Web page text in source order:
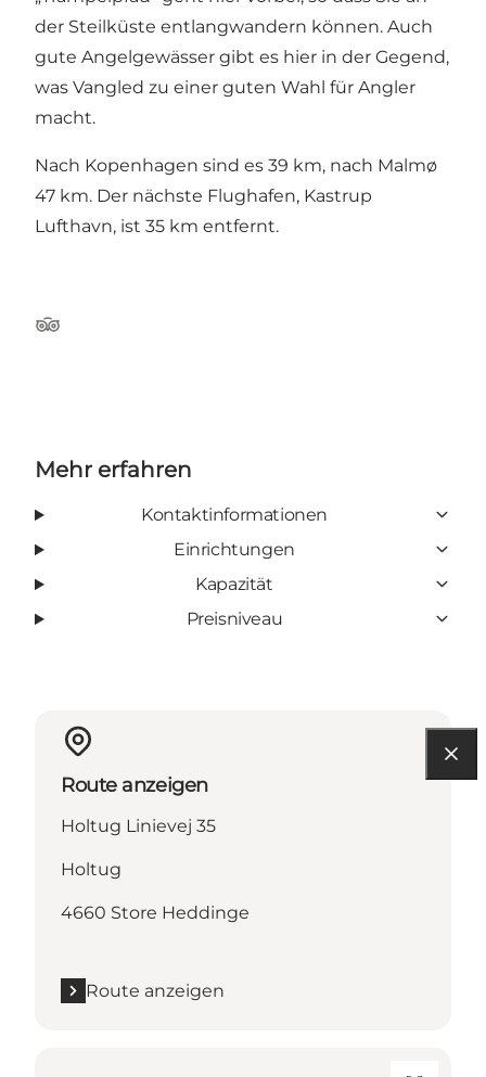
der Steilküste entlangwandern können. Auch
gute Angelgewässer gibt es hier in der Gegend,
was Vangled zu einer guten Wahl für Angler
macht.
Nach Kopenhagen sind es 39 km, nach Malmø
47 km. Der nächste Flughafen, Kastrup
Lufthavn, ist 35 km entfernt.
TripAdvisor
Mehr erfahren
Kontaktinformationen
Einrichtungen
Kapazität
Preisniveau
Route anzeigen
Holtug Linievej 35
Holtug
4660 Store Heddinge
Route anzeigen